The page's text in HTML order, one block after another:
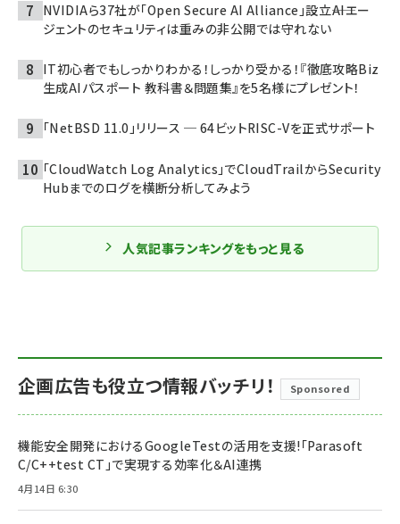
NVIDIAら37社が「Open Secure AI Alliance」設立――AIエー
ジェントのセキュリティは重みの非公開では守れない
IT初心者でもしっかりわかる！しっかり受かる！『徹底攻略Biz
生成AIパスポート 教科書＆問題集』を5名様にプレゼント！
「NetBSD 11.0」リリース ─ 64ビットRISC-Vを正式サポート
「CloudWatch Log Analytics」でCloudTrailからSecurity
Hubまでのログを横断分析してみよう
人気記事ランキングをもっと見る
企画広告も役立つ情報バッチリ！ Sponsored
機能安全開発におけるGoogleTestの活用を支援!「Parasoft
C/C++test CT」で実現する効率化＆AI連携
4月14日 6:30